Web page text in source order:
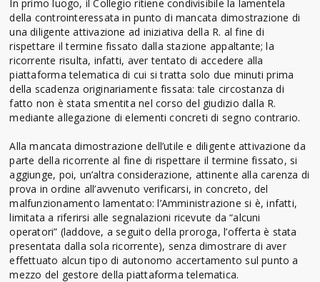
In primo luogo, il Collegio ritiene condivisibile la lamentela
della controinteressata in punto di mancata dimostrazione di
una diligente attivazione ad iniziativa della R. al fine di
rispettare il termine fissato dalla stazione appaltante; la
ricorrente risulta, infatti, aver tentato di accedere alla
piattaforma telematica di cui si tratta solo due minuti prima
della scadenza originariamente fissata: tale circostanza di
fatto non è stata smentita nel corso del giudizio dalla R.
mediante allegazione di elementi concreti di segno contrario.
Alla mancata dimostrazione dell’utile e diligente attivazione da
parte della ricorrente al fine di rispettare il termine fissato, si
aggiunge, poi, un’altra considerazione, attinente alla carenza di
prova in ordine all’avvenuto verificarsi, in concreto, del
malfunzionamento lamentato: l’Amministrazione si è, infatti,
limitata a riferirsi alle segnalazioni ricevute da “alcuni
operatori” (laddove, a seguito della proroga, l’offerta è stata
presentata dalla sola ricorrente), senza dimostrare di aver
effettuato alcun tipo di autonomo accertamento sul punto a
mezzo del gestore della piattaforma telematica.